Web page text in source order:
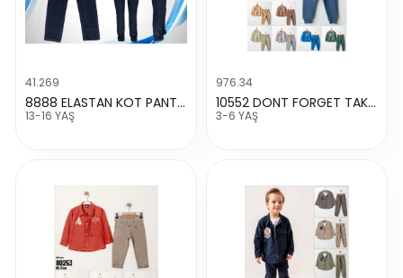
41.269
8888 ELASTAN KOT PANTALON
13-16 YAŞ
976.34
10552 DONT FORGET TAKIM
3-6 YAŞ